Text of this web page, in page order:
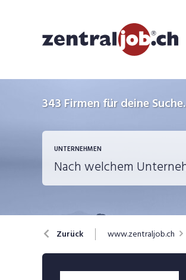
343Firmen für deine Suche.
UNTERNEHMEN
Zurück www.zentraljob.ch